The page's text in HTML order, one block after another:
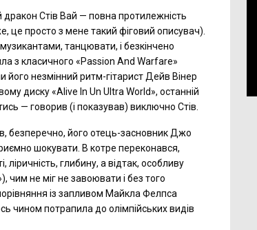
Стів Вай — повна протилежність
це просто з мене такий фіговий описувач).
танцювати, і безкінчено
з класичного «Passion And Warfare»
незмінний ритм-гітарист Дейв Вінер
диску «Alive In Un Ultra World», останній
— говорив (і показував) виключно Стів.
безперечно, його отець-засновник Джо
шокувати. В котре переконався,
глибину, а відтак, особливу
чим не міг не завоювати і без того
із запливом Майкла Фелпса
чином потрапила до олімпійських видів